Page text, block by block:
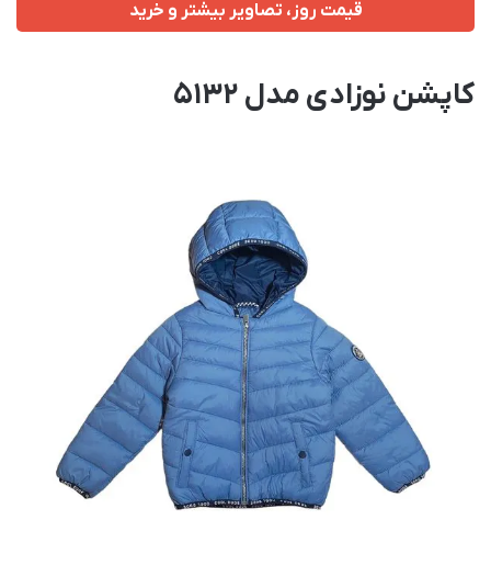
قیمت روز، تصاویر بیشتر و خرید
کاپشن نوزادی مدل 5132